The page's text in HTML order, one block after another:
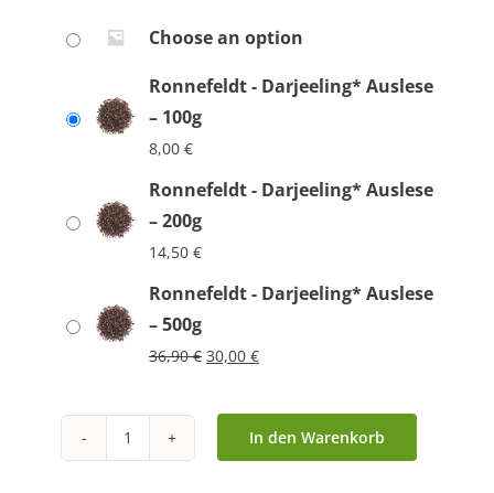
Choose an option
Ronnefeldt - Darjeeling* Auslese
– 100g
8,00 €
Ronnefeldt - Darjeeling* Auslese
– 200g
14,50 €
Ronnefeldt - Darjeeling* Auslese
– 500g
36,90€ Ursprünglicher
war:
36,90 €
30,00 €Aktueller
ist:
30,00 €.
Ronnefeldt
In den Warenkorb